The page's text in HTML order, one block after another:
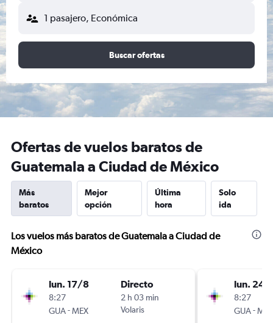
1 pasajero, Económica
Buscar ofertas
Ofertas de vuelos baratos de
Guatemala a Ciudad de México
Más
baratos
Mejor
opción
Última
hora
Solo
ida
Los vuelos más baratos de Guatemala a Ciudad de
México
lun. 17/8
8:27
GUA-MEX
Directo
2 h 03 min
Volaris
lun. 24/
8:27
GUA-MEX